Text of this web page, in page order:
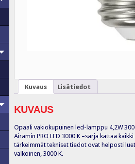
Kuvaus Lisätiedot
KUVAUS
Opaali vakiokupuinen led-lamppu 4,2W
Airamin PRO LED 3000 K –sarja kattaa
tärkeimmät tekniset tiedot ovat helposti
valkoinen, 3000 K.